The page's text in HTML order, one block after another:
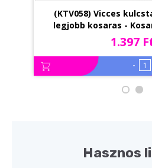
(KTV058) Vicces
legjobb kosaras -
1.397
-
Hasznos